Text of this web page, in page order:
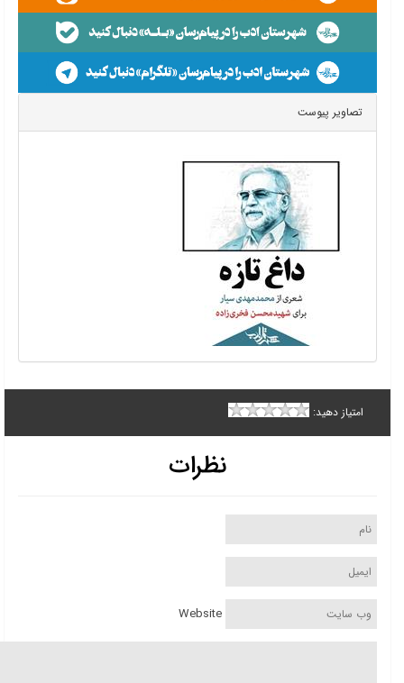
تصاویر پیوست
امتیاز دهید:
نظرات
Website